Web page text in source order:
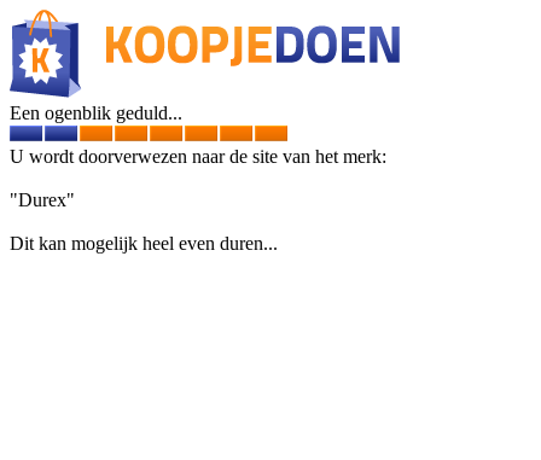
Een ogenblik geduld...
U wordt doorverwezen naar de site van het merk:
"Durex"
Dit kan mogelijk heel even duren...